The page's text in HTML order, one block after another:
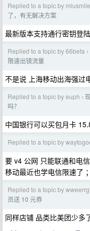
Replied to a topic by miusmile
了，有无解决方案
最新版本支持通行密钥登
Replied to a topic by 66beta ›
限速出镜流量
不是说 上海移动出海强过
Replied to a topic by euph ›
吗？
中国银行可以买包月卡
Replied to a topic by
要 v4 公网 只能联通和电
移动最近也学电信限速了
Replied to a topic by
员送 10 元券
同样店铺 品类比美团少多